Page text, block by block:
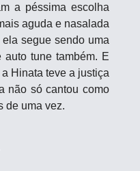
a péssima escolha
aguda e nasalada
segue sendo uma
auto tune também. E
Hinata teve a justiça
não só cantou como
de uma vez.